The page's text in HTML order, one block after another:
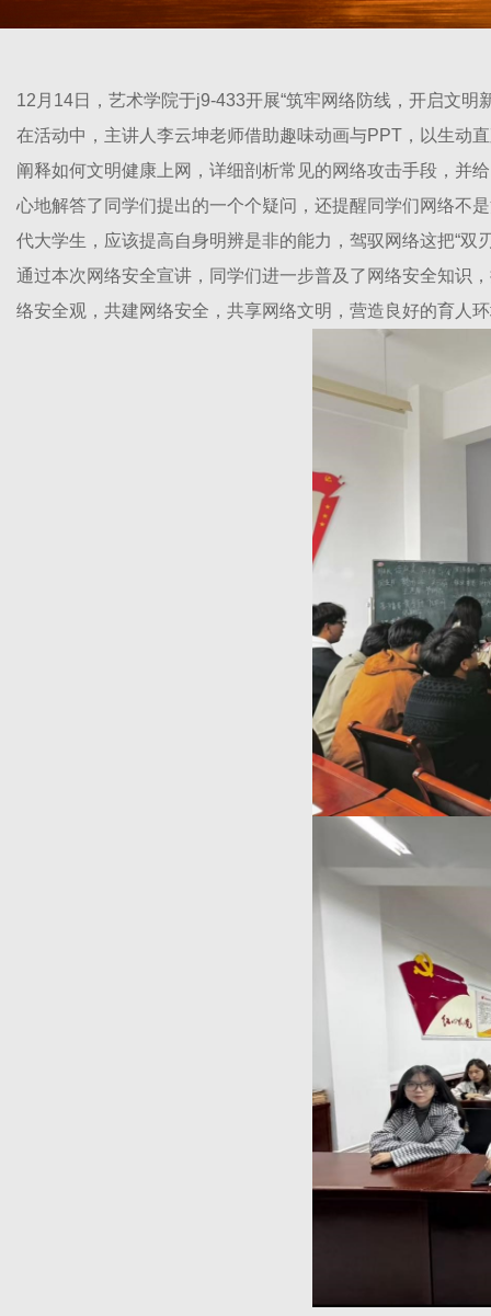
12月14日，艺术学院于j9-433开展“筑牢网络防线，开启文
在活动中，主讲人李云坤老师借助趣味动画与PPT，以生动
阐释如何文明健康上网，详细剖析常见的网络攻击手段，并
心地解答了同学们提出的一个个疑问，还提醒同学们网络不
代大学生，应该提高自身明辨是非的能力，驾驭网络这把“
通过本次网络安全宣讲，同学们进一步普及了网络安全知识
络安全观，共建网络安全，共享网络文明，营造良好的育人